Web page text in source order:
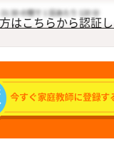
はこちらから認証